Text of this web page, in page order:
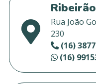
Rua João
230
(16)
(16)